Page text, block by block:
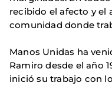
recibido el afecto y el
comunidad donde
Manos Unidas ha
Ramiro desde el año
inició su trabajo con